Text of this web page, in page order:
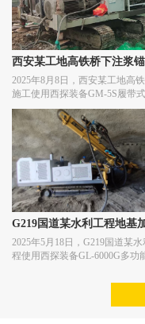
西安某工地高铁桥下注浆
工
2025年8月8日，西安某工地高
施工使用西探装备GM-5S履带
钻机进行注浆锚固施工作业。
G219国道某水利工程地基
工
2025年5月18日，G219国道某
程使用西探装备GL-6000G多功